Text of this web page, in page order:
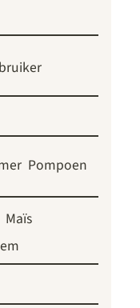
Pompoen
Maïs